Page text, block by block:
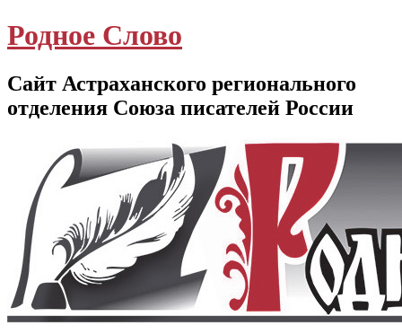
Родное Слово
Сайт Астраханского регионального
отделения Союза писателей России